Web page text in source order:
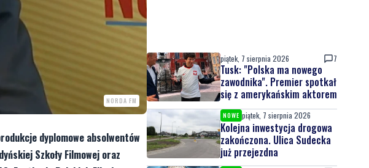
NORDA FM
dyplomowe absolwentów
Szkoły Filmowej oraz
piątek, 7 sierpnia 2026 7
Tusk: "Polska ma nowego
zawodnika". Premier spotkał
się z amerykańskim aktorem
NOWE piątek, 7 sierpnia 2026
Kolejna inwestycja drogowa
zakończona. Ulica Sudecka
już przejezdna